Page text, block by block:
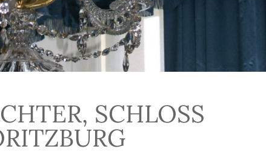
SCHLOSS